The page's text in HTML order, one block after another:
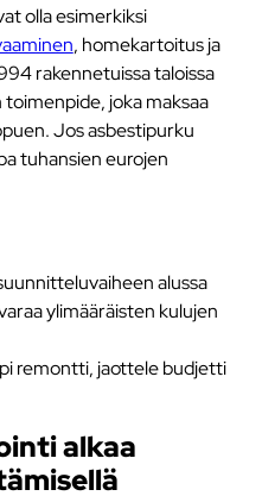
olla esimerkiksi
, homekartoitus ja
rakennetuissa taloissa
joka maksaa
Jos asbestipurku
tuhansien eurojen
alussa
ylimääräisten kulujen
remontti, jaottele budjetti
alkaa